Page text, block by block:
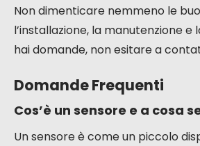
Non dimenticare nemmeno le
l’installazione, la manutenzione e
hai domande, non esitare a
Domande Frequenti
Cos’è un sensore e a cosa
Un sensore è come un piccolo